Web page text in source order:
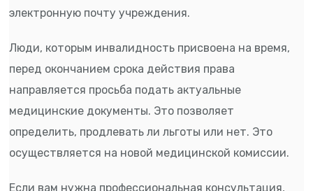
электронную почту учреждения.
Люди, которым инвалидность присвоена на время,
перед окончанием срока действия права
направляется просьба подать актуальные
медицинские документы. Это позволяет
определить, продлевать ли льготы или нет. Это
осуществляется на новой медицинской комиссии.
Если вам нужна профессиональная консультация,